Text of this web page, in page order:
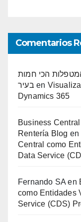
Comentarios
הכי חמות
בעיר en
Dynamics 365
Business
Rentería Blog en
Central como
Data Service
Fernando SA en
como Entidades
Service (CDS)